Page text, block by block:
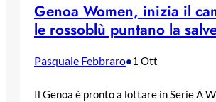
Genoa Women, inizia il
le rossoblù puntano la
Pasquale Febbraro•1 Ott
Il Genoa è pronto a lottare in Serie A